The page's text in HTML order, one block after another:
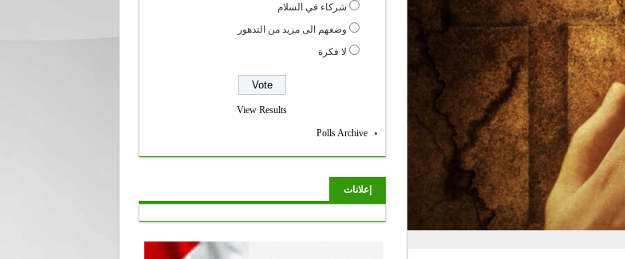
شركاء في السلام
وضعهم الى مزيد من التدهور
لا فكرة
View Results
Polls Archive
إعلانات